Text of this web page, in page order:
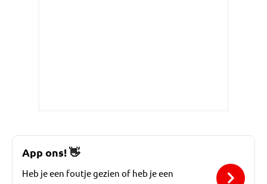
App ons!👋
Heb je een foutje gezien of heb je een